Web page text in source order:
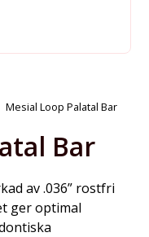
Mesial Loop Palatal Bar
Bar
av .036” rostfri
ger optimal